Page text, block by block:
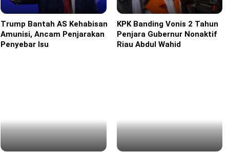
Amerika
Trump Bantah AS Kehabisan
Amunisi, Ancam Penjarakan
Penyebar Isu
Headline
KPK Banding Vonis 2 Tahun
Penjara Gubernur Nonaktif
Riau Abdul Wahid